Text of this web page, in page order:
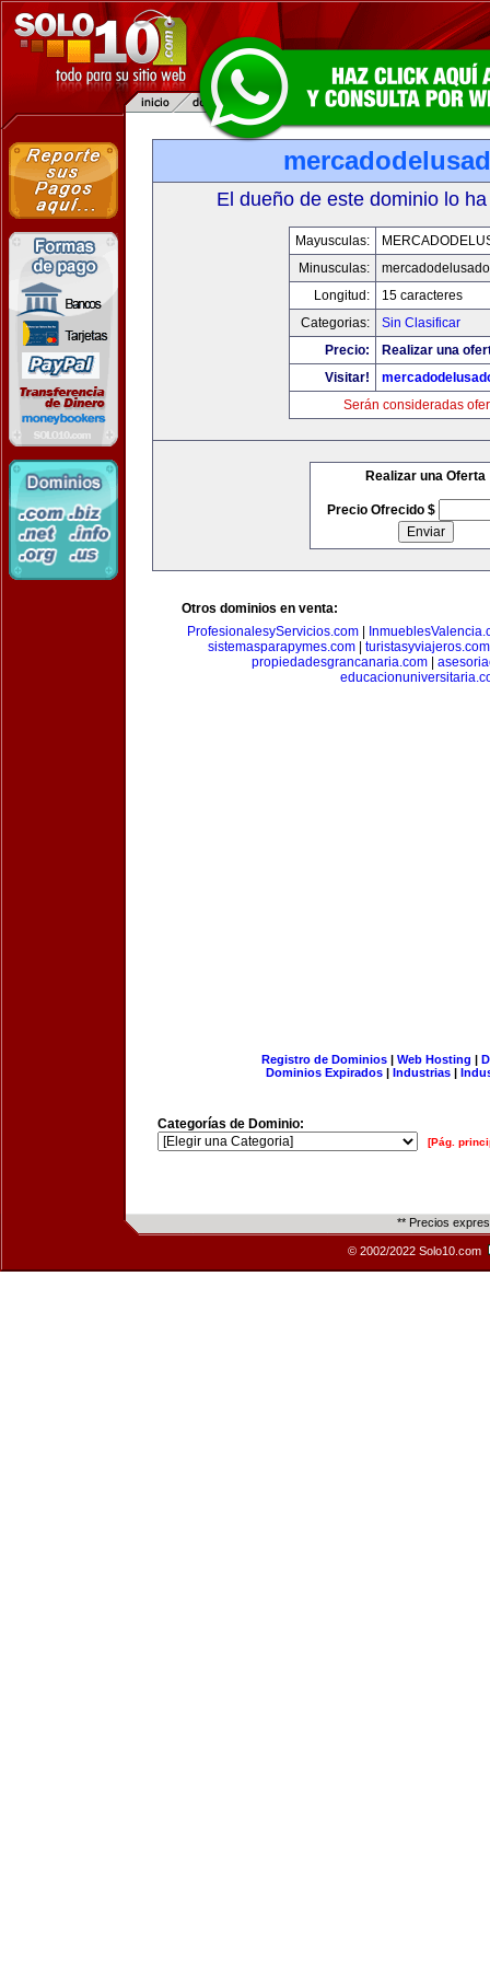
El dueño de este dominio lo
Mayusculas:
Minusculas:
Longitud:
15 caracteres
Categorias:
Sin Clasificar
Precio:
Realizar una
Visitar!
Serán consideradas
Realizar una Oferta
Precio Ofrecido $
Otros dominios en venta:
ProfesionalesyServicios.com
sistemasparapymes.com| turistasyviajeros.com
propiedadesgrancanaria.com
Registro de Dominios| Web Hosting |
Dominios Expirados | Industrias |
Categorías de Dominio:
[Pág.
** Precios
© 2002/2022 Solo10.com